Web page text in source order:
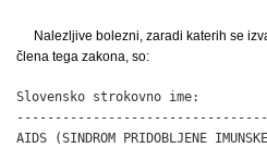
Nalezljive bolezni, zaradi katerih se
člena tega zakona, so:
Slovensko strokovno ime:
AIDS (SINDROM PRIDOBLJENE